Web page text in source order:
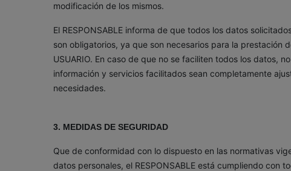
modificación de los mismos.
El RESPONSABLE informa de que todos los datos
son obligatorios, ya que son necesarios para la prestación
USUARIO. En caso de que no se faciliten todos los datos,
información y servicios facilitados sean completamente
necesidades.
3. MEDIDAS DE SEGURIDAD
Que de conformidad con lo dispuesto en las normativas
datos personales, el RESPONSABLE está cumpliendo con